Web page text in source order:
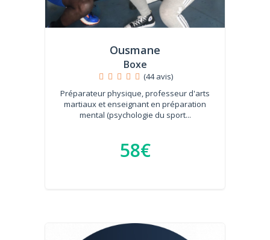
Ousmane
Boxe
(44 avis)
Préparateur physique, professeur d'arts
martiaux et enseignant en préparation
mental (psychologie du sport...
58€